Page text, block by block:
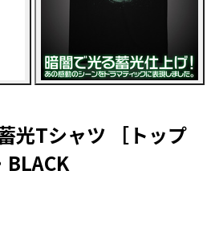
光Tシャツ ［トップ
BLACK